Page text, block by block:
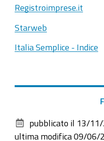
Registroimprese.it
Starweb
Italia Semplice - Indice
documento
pubblicato il 13/
ultima modifica 09/06/